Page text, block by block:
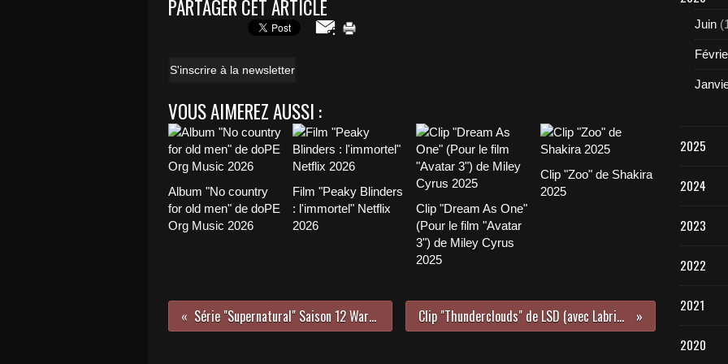
PARTAGER CET ARTICLE
S'inscrire à la newsletter
VOUS AIMEREZ AUSSI :
Album "No country
for old men" de doPE
Org Music 2026
Film "Peaky Blinders
: l'immortel" Netflix
2026
Clip "Dream As One"
(Pour le film "Avatar
3") de Miley Cyrus
2025
Clip "Zoo" de Shakira
2025
Série "Supernatural" Saison 12 Warner DVD 2017/2018 Clip "Thunderclouds" de LSD (avec Labrinth, Sia et Diplo) 2018
Juin
2025
2024
2023
2022
2021
2020